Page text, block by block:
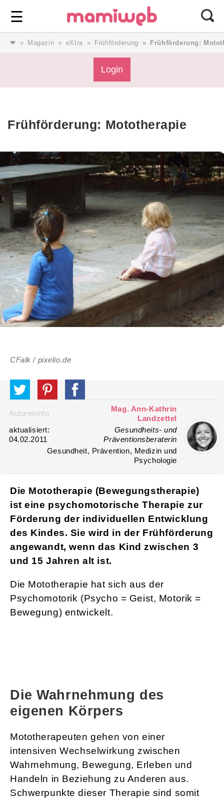
☰ ⎯ Wir lieben Familie ⎯
❤ Magazin eXtra Frühförderung Frühförderung:
Login
Frühförderung: Mototherapie
CFalk / pixelio.de
Autoreninfo
Mag. Ann-Kathrin
Landzettel
aktualisiert:
04.02.2011
Gesundheits- und
Präventionsberaterin
Gesundheit, Prävention, Medizin und
Psychologie
Die Mototherapie (Bewegungstherapie)
ist eine psychomotorische Therapie zur
Förderung der individuellen Entwicklung
des Kindes. Sie wird in der Frühförderung
angewandt, wenn das Kind zwischen 3
und 15 Jahren alt ist.
Die Mototherapie hat sich aus der
Psychomotorik (Psycho = Geist, Motorik =
Bewegung) entwickelt.
Die Wahrnehmung des
eigenen Körpers
Mototherapeuten gehen von einer
intensiven Wechselwirkung zwischen
Wahrnehmung, Bewegung, Erleben und
Handeln in Beziehung zu Anderen aus.
Schwerpunkte dieser Therapie sind somit
Service
AGB & Impressum